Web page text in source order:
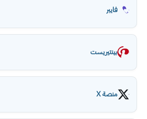
فايبر
بينتيريست
منصة X